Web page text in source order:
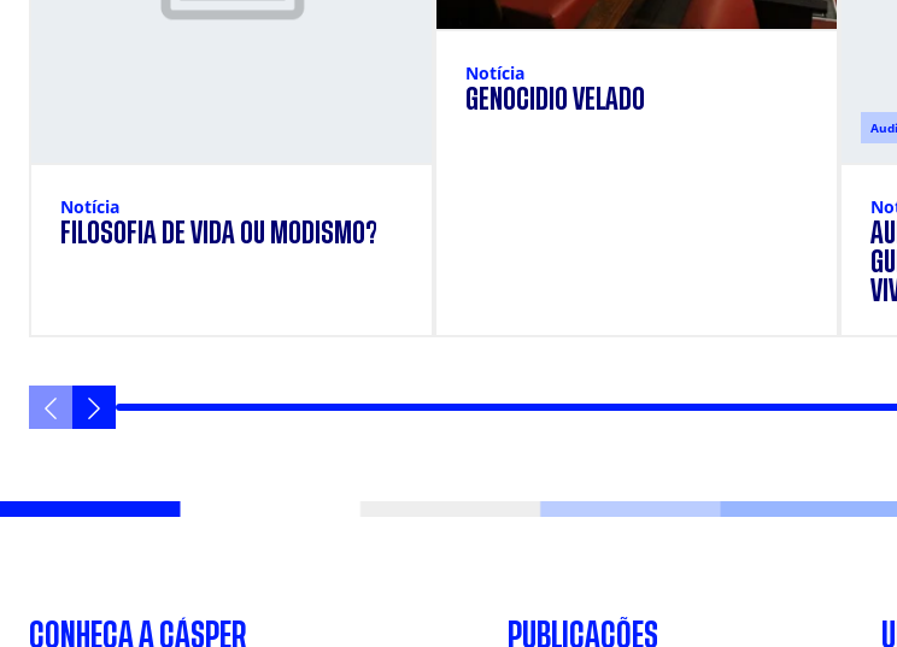
Notícia
FILOSOFIA DE VIDA OU MODISMO?
Notícia
GENOCÍDIO VELADO
CONHEÇA A CÁSPER PUBLICAÇÕES